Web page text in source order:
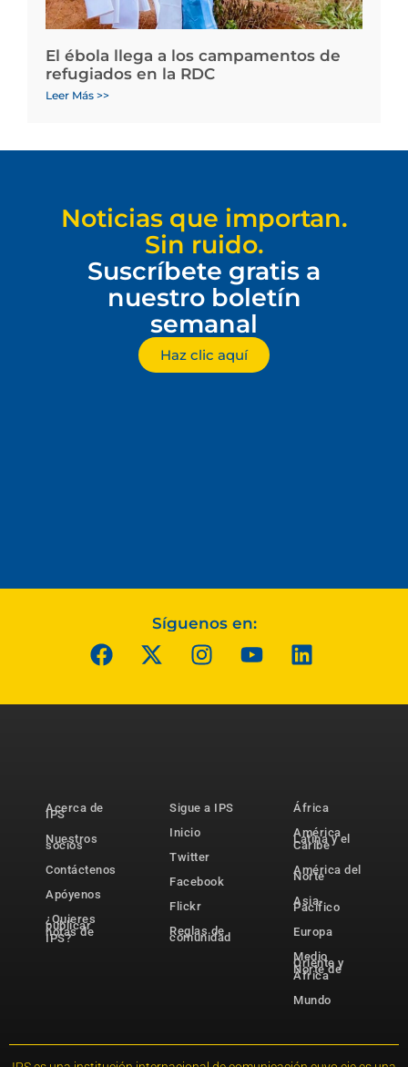
El ébola llega a los campamentos de
refugiados en la RDC
Leer Más >>
Noticias que importan.
Sin ruido.
Suscríbete gratis a
nuestro boletín
semanal
Haz clic aquí
Síguenos en:
Acerca de
IPS
Nuestros
socios
Contáctenos
Apóyenos
¿Quieres
publicar
notas de
IPS?
Sigue a IPS
Inicio
Twitter
Facebook
Flickr
Reglas de
comunidad
África
América
Latina y el
Caribe
América del
Norte
Asia-
Pacífico
Europa
Medio
Oriente y
Norte de
África
Mundo